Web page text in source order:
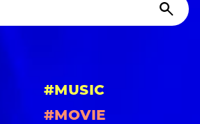
#MUSIC
#MOVIE